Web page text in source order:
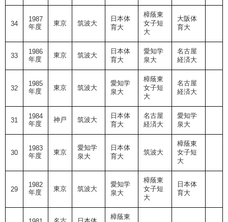
34
1987
年度
東京 筑波大
日本体
育大
樟蔭東
女子短
大
大阪体
育大
33
1986
年度
東京 筑波大
日本体
育大
愛知学
泉大
名古屋
経済大
32
1985
年度
東京 筑波大
愛知学
泉大
樟蔭東
女子短
大
名古屋
経済大
31
1984
年度
神戸 筑波大
日本体
育大
名古屋
経済大
愛知学
泉大
30
1983
年度
東京
愛知学
泉大
日本体
育大
筑波大
樟蔭東
女子短
大
29
1982
年度
東京 筑波大
愛知学
泉大
樟蔭東
女子短
大
日本体
育大
樟蔭東